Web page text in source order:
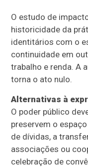
O estudo de
historicidade da
identitários com o
continuidade em
trabalho e renda. A
torna o ato nulo.
Alternativas à
O poder público
preservem o
de dívidas, a
associações ou
celebração de